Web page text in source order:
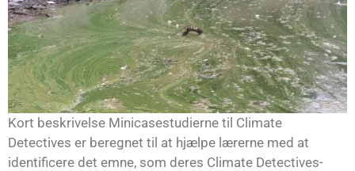
Kort beskrivelse Minicasestudierne til Climate
Detectives er beregnet til at hjælpe lærerne med at
identificere det emne, som deres Climate Detectives-